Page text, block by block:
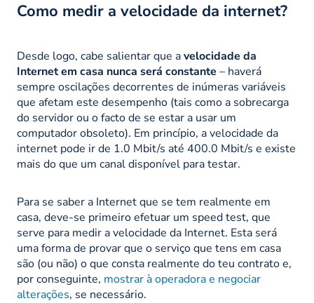
Como medir a velocidade da internet?
Desde logo, cabe salientar que avelocidade da
Internet em casa nunca será constante – haverá
sempre oscilações decorrentes de inúmeras variáveis
que afetam este desempenho (tais como a sobrecarga
do servidor ou o facto de se estar a usar um
computador obsoleto). Em princípio, a velocidade da
internet pode ir de 1.0 Mbit/s até 400.0 Mbit/s e existe
mais do que um canal disponível para testar.
Para se saber a Internet que se tem realmente em
casa, deve-se primeiro efetuar um speed test, que
serve para medir a velocidade da Internet. Esta será
uma forma de provar que o serviço que tens em casa
são (ou não) o que consta realmente do teu contrato e,
por conseguinte, mostrar à operadora e negociar
alterações, se necessário.